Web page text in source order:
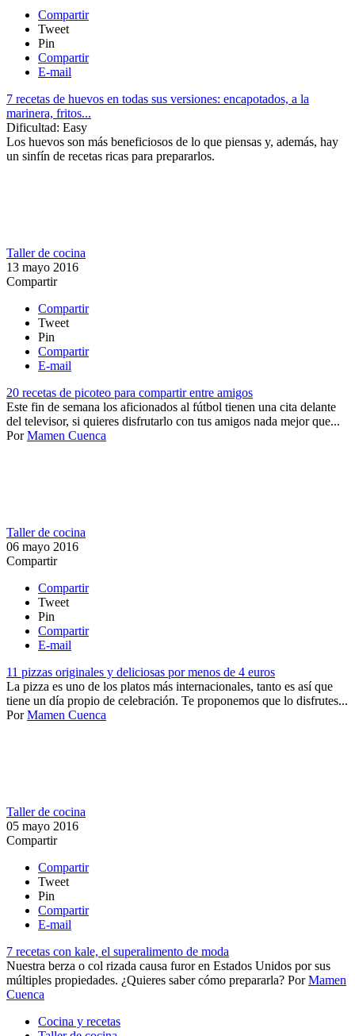
Compartir
Tweet
Pin
Compartir
E-mail
7 recetas de huevos en todas sus versiones: encapotados, a la
marinera, fritos...
Dificultad: Easy
Los huevos son más beneficiosos de lo que piensas y, además, hay
un sinfín de recetas ricas para prepararlos.
Taller de cocina
13 mayo 2016
Compartir
Compartir
Tweet
Pin
Compartir
E-mail
20 recetas de picoteo para compartir entre amigos
Este fin de semana los aficionados al fútbol tienen una cita delante
del televisor, si quieres disfrutarlo con tus amigos nada mejor que...
PorMamen Cuenca
Taller de cocina
06 mayo 2016
Compartir
Compartir
Tweet
Pin
Compartir
E-mail
11 pizzas originales y deliciosas por menos de 4 euros
La pizza es uno de los platos más internacionales, tanto es así que
tiene un día propio de celebración. Te proponemos que lo disfrutes...
PorMamen Cuenca
Taller de cocina
05 mayo 2016
Compartir
Compartir
Tweet
Pin
Compartir
E-mail
7 recetas con kale, el superalimento de moda
Nuestra berza o col rizada causa furor en Estados Unidos por sus
múltiples propiedades. ¿Quieres saber cómo prepararla? PorMamen
Cuenca
Cocina y recetas